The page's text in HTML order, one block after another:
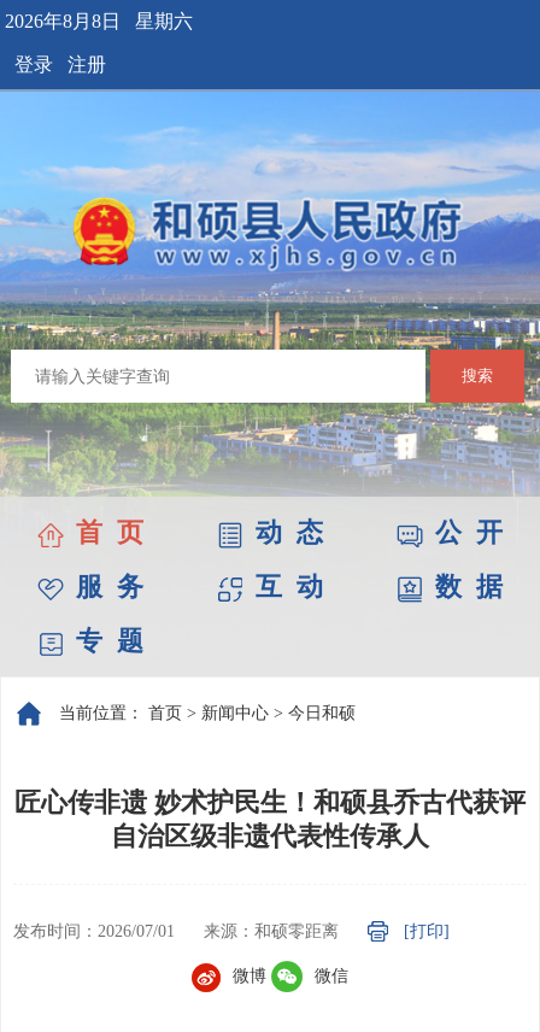
2026年8月8日 星期六
登录 注册
搜索
首 页 动 态
公 开
服 务
互 动
数 据
专 题
当前位置： 首页 > 新闻中心 > 今日和硕
匠心传非遗 妙术护民生！和硕县乔古代获评
自治区级非遗代表性传承人
发布时间：2026/07/01 来源：和硕零距离 [打印]
微博 微信